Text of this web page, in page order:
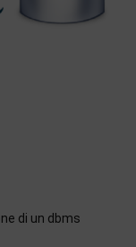
di un dbms